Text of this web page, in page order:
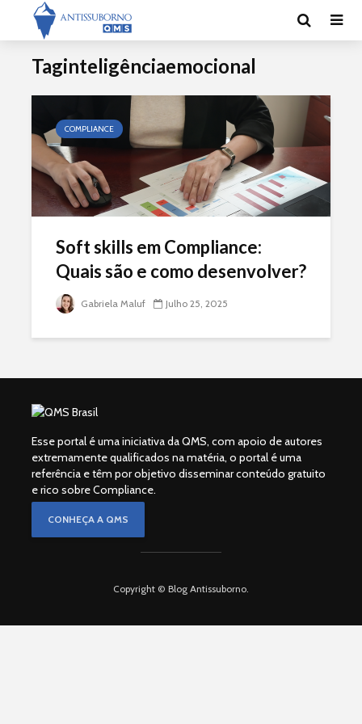
Taginteligênciaemocional
COMPLIANCE
Soft skills em Compliance:
Quais são e como desenvolver?
Gabriela Maluf Julho 25, 2025
Esse portal é uma iniciativa da QMS, com apoio de autores
extremamente qualificados na matéria, o portal é uma
referência e têm por objetivo disseminar conteúdo gratuito
e rico sobre Compliance.
CONHEÇA A QMS
Copyright © Blog Antissuborno.